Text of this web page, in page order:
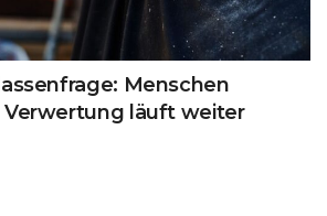
Menschen
Verwertung läuft weiter